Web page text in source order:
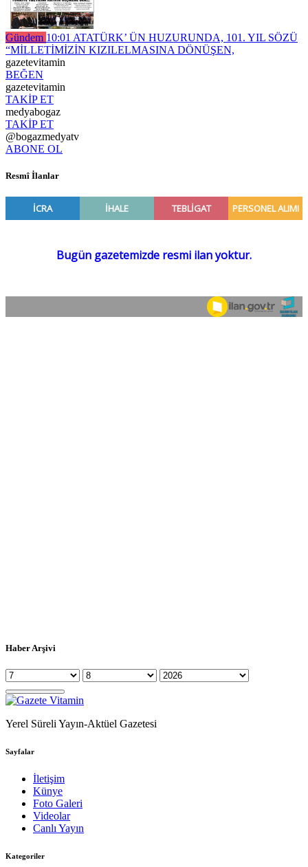
Gündem 10:01 ATATÜRK’ ÜN HUZURUNDA, 101. YIL SÖZÜ
“MİLLETİMİZİN KIZILELMASINA DÖNÜŞEN,
gazetevitamin
BEĞEN
gazetevitamin
TAKİP ET
medyabogaz
TAKİP ET
@bogazmedyatv
ABONE OL
Resmî İlanlar
Haber Arşivi
Yerel Süreli Yayın-Aktüel Gazetesi
Sayfalar
İletişim
Künye
Foto Galeri
Videolar
Canlı Yayın
Kategoriler